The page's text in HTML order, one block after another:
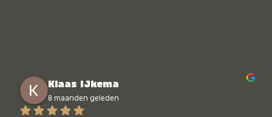
Klaas IJkema
8 maanden geleden